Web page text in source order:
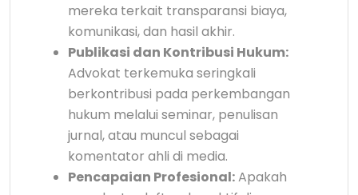
mereka terkait transparansi biaya,
komunikasi, dan hasil akhir.
Publikasi dan Kontribusi Hukum:
Advokat terkemuka seringkali
berkontribusi pada perkembangan
hukum melalui seminar, penulisan
jurnal, atau muncul sebagai
komentator ahli di media.
Pencapaian Profesional:Apakah